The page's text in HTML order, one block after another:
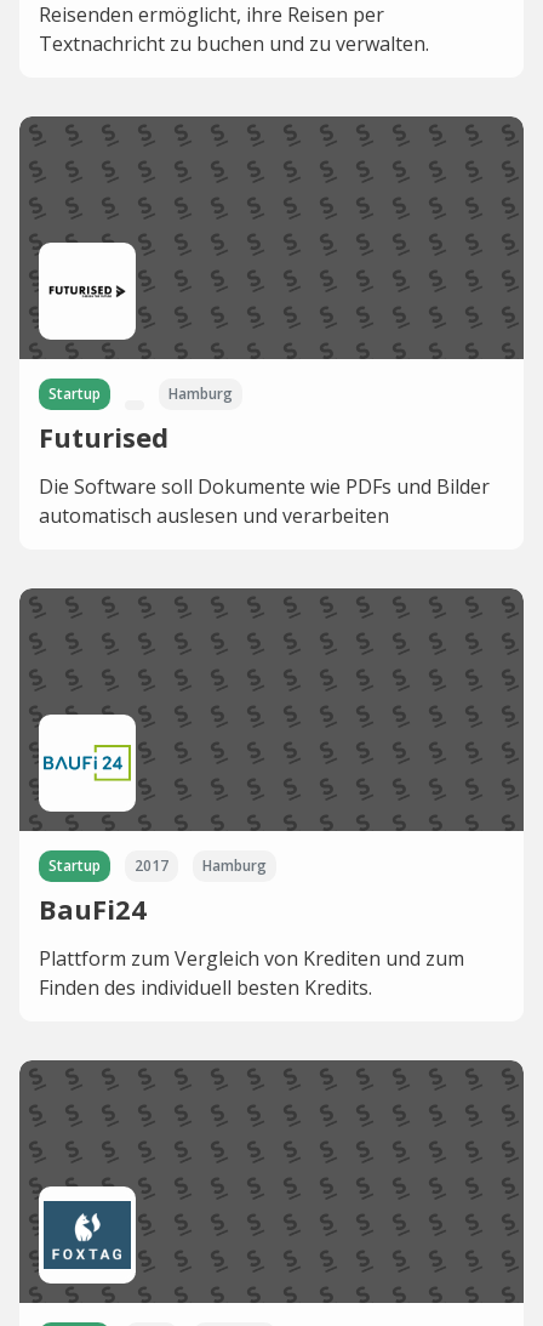
Reisenden ermöglicht, ihre Reisen per
Textnachricht zu buchen und zu verwalten.
Startup Hamburg
Futurised
Die Software soll Dokumente wie PDFs und Bilder
automatisch auslesen und verarbeiten
Startup 2017 Hamburg
BauFi24
Plattform zum Vergleich von Krediten und zum
Finden des individuell besten Kredits.